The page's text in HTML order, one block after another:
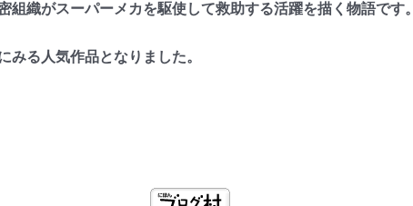
組織がスーパーメカを駆使して救助する活躍を描く物語です。
る人気作品となりました。